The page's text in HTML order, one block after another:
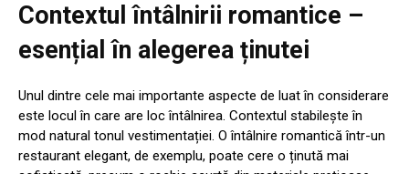
Contextul întâlnirii romantice –
esențial în alegerea ținutei
Unul dintre cele mai importante aspecte de luat în considerare
este locul în care are loc întâlnirea. Contextul stabilește în
mod natural tonul vestimentației. O întâlnire romantică într-un
restaurant elegant, de exemplu, poate cere o ținută mai